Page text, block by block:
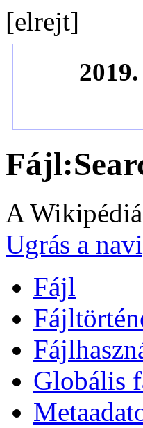
[elrejt]
A
Ugrás a
Fájl
Globális